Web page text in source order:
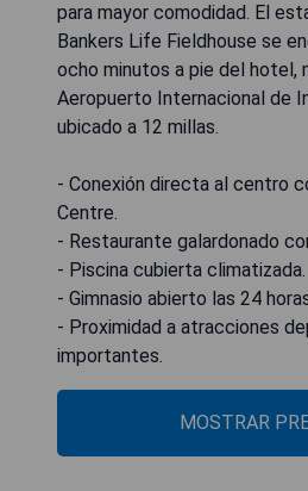
para mayor comodidad. El
Bankers Life Fieldhouse se
ocho minutos a pie del hotel,
Aeropuerto Internacional de
ubicado a 12 millas.
- Conexión directa al centro
Centre.
- Restaurante galardonado
- Piscina cubierta climatizada.
- Gimnasio abierto las 24
- Proximidad a atracciones
importantes.
MOSTRAR